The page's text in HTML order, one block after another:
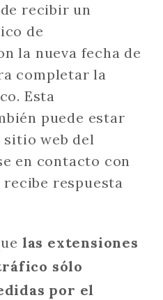
recibir un
de
la nueva fecha de
completar la
Esta
puede estar
sitio web del
en contacto con
respuesta
las extensiones
sólo
por el